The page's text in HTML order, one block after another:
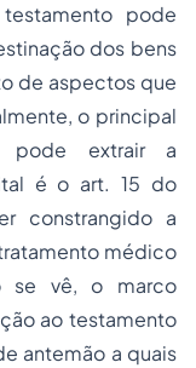
pode
dos bens
de aspectos que
o principal
pode extrair a
é o art. 15 do
constrangido a
médico
se vê, o marco
ao testamento
antemão a quais